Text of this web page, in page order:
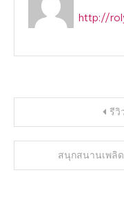
http://
รีวิ
สนุกสนานเพลิ